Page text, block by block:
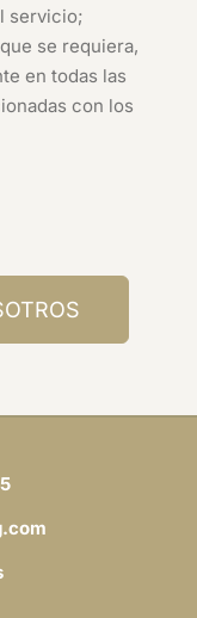
servicio;
se requiera,
en todas las
con los